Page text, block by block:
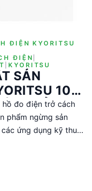
ĐIỆN KYORITSU
ĐIỆN
KYORITSU
SẢN
10A
TRỞ
3021A
hồ đo điện trở cách
phẩm ngừng sản
ứng dụng kỹ thuật
xứ Malaysia, phù